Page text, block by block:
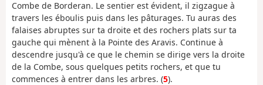
Combe de Borderan. Le sentier est évident, il zigzague à
travers les éboulis puis dans les pâturages. Tu auras des
falaises abruptes sur ta droite et des rochers plats sur ta
gauche qui mènent à la Pointe des Aravis. Continue à
descendre jusqu'à ce que le chemin se dirige vers la droite
de la Combe, sous quelques petits rochers, et que tu
commences à entrer dans les arbres. (5).